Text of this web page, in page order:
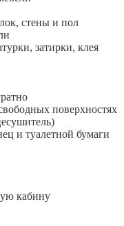
стены и пол
затирки, клея
поверхностях
и туалетной бумаги
кабину